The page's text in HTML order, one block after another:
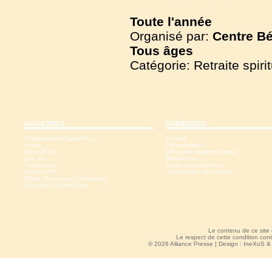
Toute l'année
Organisé par: Centre
Tous âges
Catégorie: Retraite
MAGAZINES
Christianisme Aujourd'hui
Family
SpirituElles
Just 4U
Trampoline
Family-FIPS
Quart d'heure pour l'essentiel
Vacances Chrétiennes
RUBRIQUES
Accueil
Présentation
Offres de dernière minute
Rechercher
Accès organisateurs
Commander un numéro
Le contenu de ce site
Le respect de cette condition
© 2026 Alliance Presse | Design : IneXoS &